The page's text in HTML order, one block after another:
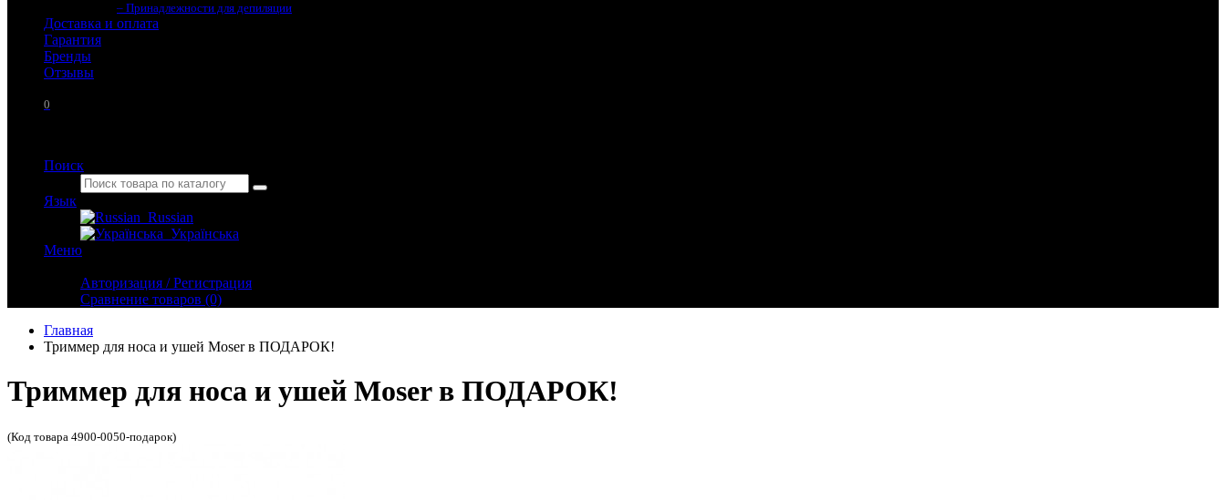
– Принадлежности для депиляции
Доставка и оплата
Гарантия
Бренды
Отзывы
0
Поиск
Язык
Russian
Українська
Меню
Авторизация / Регистрация
Сравнение товаров (0)
Главная
Триммер для носа и ушей Moser в ПОДАРОК!
Триммер для носа и ушей Moser в ПОДАРОК!
(Код товара 4900-0050-подарок)